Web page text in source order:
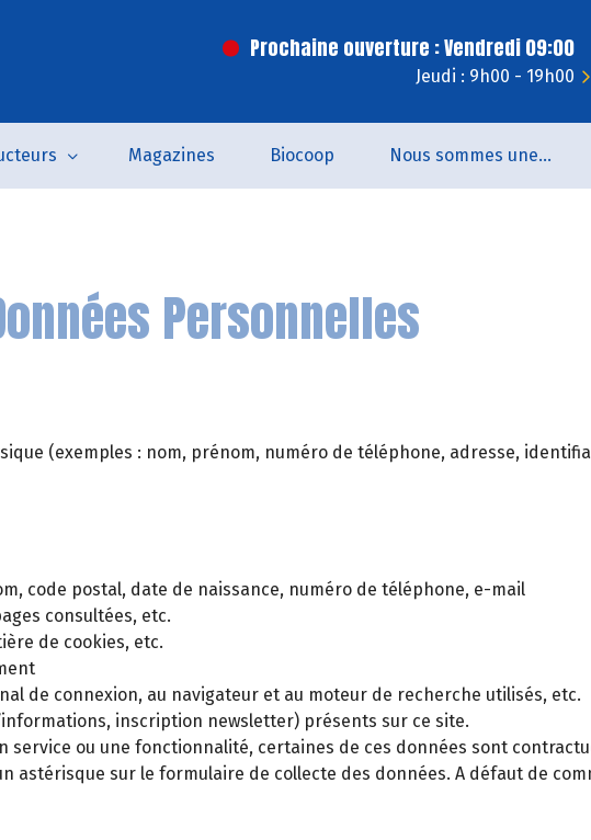
Prochaine ouverture : Vendredi 09:00
Jeudi : 9h00 - 19h00
Magazines Biocoop Nous sommes une coopérative de salarié.es
Personnelles
(exemples : nom, prénom, numéro de téléphone, adresse,
code postal, date de naissance, numéro de téléphone, e-mail
consultées, etc.
de cookies, etc.
de connexion, au navigateur et au moteur de recherche utilisés, etc.
inscription newsletter) présents sur ce site.
service ou une fonctionnalité, certaines de ces données sont
astérisque sur le formulaire de collecte des données. A défaut de